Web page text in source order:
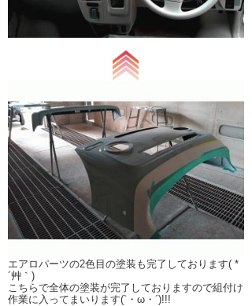
エアロパーツの2色目の塗装も完了しております( *
´艸｀)
こちらで全体の塗装が完了しておりますので組付け
作業に入ってまいります(`・ω・´)!!!